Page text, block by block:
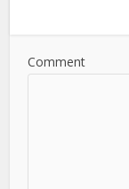
Comment